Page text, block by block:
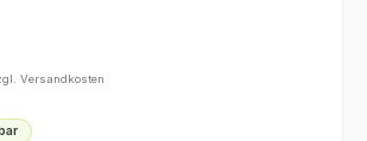
Versandkosten